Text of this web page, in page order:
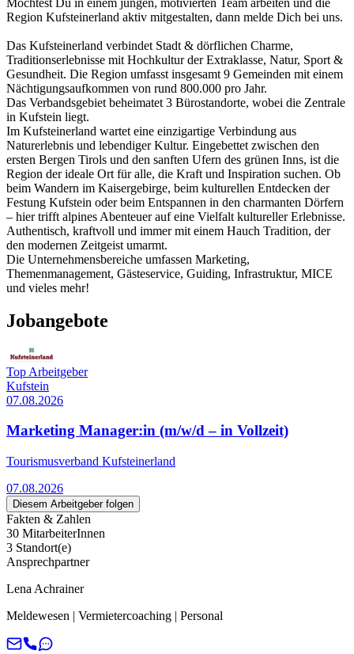
Region Kufsteinerland aktiv mitgestalten, dann melde Dich bei uns.
Das Kufsteinerland verbindet Stadt & dörflichen Charme,
Traditionserlebnisse mit Hochkultur der Extraklasse, Natur, Sport &
Gesundheit. Die Region umfasst insgesamt 9 Gemeinden mit einem
Nächtigungsaufkommen von rund 800.000 pro Jahr.
Das Verbandsgebiet beheimatet 3 Bürostandorte, wobei die Zentrale
in Kufstein liegt.
Im Kufsteinerland wartet eine einzigartige Verbindung aus
Naturerlebnis und lebendiger Kultur. Eingebettet zwischen den
ersten Bergen Tirols und den sanften Ufern des grünen Inns, ist die
Region der ideale Ort für alle, die Kraft und Inspiration suchen. Ob
beim Wandern im Kaisergebirge, beim kulturellen Entdecken der
Festung Kufstein oder beim Entspannen in den charmanten Dörfern
– hier trifft alpines Abenteuer auf eine Vielfalt kultureller Erlebnisse.
Authentisch, kraftvoll und immer mit einem Hauch Tradition, der
den modernen Zeitgeist umarmt.
Die Unternehmensbereiche umfassen Marketing,
Themenmanagement, Gästeservice, Guiding, Infrastruktur, MICE
und vieles mehr!
Jobangebote
Top Arbeitgeber
Kufstein
07.08.2026
Marketing Manager:in (m/w/d – in Vollzeit)
Tourismusverband Kufsteinerland
07.08.2026
Diesem Arbeitgeber folgen
Fakten & Zahlen
30 MitarbeiterInnen
3 Standort(e)
Ansprechpartner
Lena Achrainer
Meldewesen | Vermietercoaching | Personal